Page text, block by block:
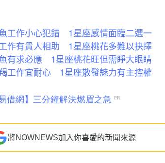
工作小心犯錯 1星座感情面臨二選一
作有貴人相助 1星座桃花多難以抉擇
有求必應 1星座桃花旺但需睜大眼睛
工作宜耐心 1星座散發魅力有主控權
將NOWNEWS加入你喜愛的新聞來源